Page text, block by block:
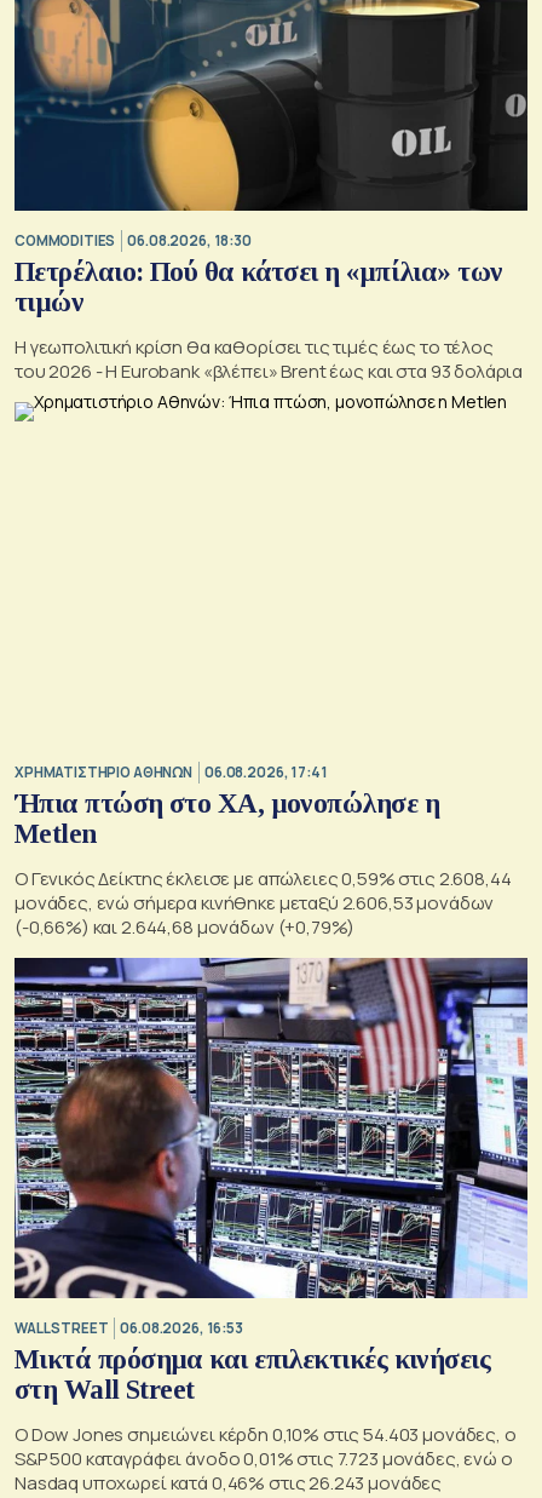
COMMODITIES 06.08.2026, 18:30
Πετρέλαιο: Πού θα κάτσει η «μπίλια» των
τιμών
Η γεωπολιτική κρίση θα καθορίσει τις τιμές έως το τέλος
του 2026 - Η Eurobank «βλέπει» Brent έως και στα 93 δολάρια
XΡΗΜΑΤΙΣΤΗΡΙΟ ΑΘΗΝΩΝ 06.08.2026, 17:41
Ήπια πτώση στο ΧΑ, μονοπώλησε η
Metlen
O Γενικός Δείκτης έκλεισε με απώλειες 0,59% στις 2.608,44
μονάδες, ενώ σήμερα κινήθηκε μεταξύ 2.606,53 μονάδων
(-0,66%) και 2.644,68 μονάδων (+0,79%)
WALL STREET 06.08.2026, 16:53
Μικτά πρόσημα και επιλεκτικές κινήσεις
στη Wall Street
Ο Dow Jones σημειώνει κέρδη 0,10% στις 54.403 μονάδες, ο
S&P 500 καταγράφει άνοδο 0,01% στις 7.723 μονάδες, ενώ ο
Nasdaq υποχωρεί κατά 0,46% στις 26.243 μονάδες